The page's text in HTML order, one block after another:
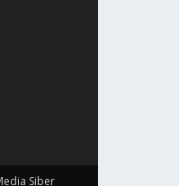
Siber